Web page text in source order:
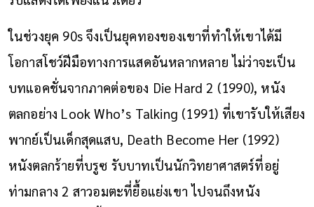
ในช่วงยุค 90s จึงเป็นยุคทองของเขาที่ทำให้เขาได้มี
โอกาสโชว์ฝีมือทางการแสดอันหลากหลาย ไม่ว่าจะเป็น
บทแอคชั่นจากภาคต่อของ Die Hard 2 (1990), หนัง
ตลกอย่าง Look Who’s Talking (1991) ที่เขารับให้เสียง
พากย์เป็นเด็กสุดแสบ, Death Become Her (1992)
หนังตลกร้ายที่บรูซ รับบาทเป็นนักวิทยาศาสตร์ที่อยู่
ท่ามกลาง 2 สาวอมตะที่ยื้อแย่งเขา ไปจนถึงหนัง